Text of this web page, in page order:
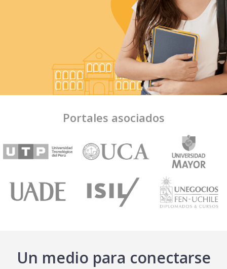
Portales asociados
Un medio para conectarse